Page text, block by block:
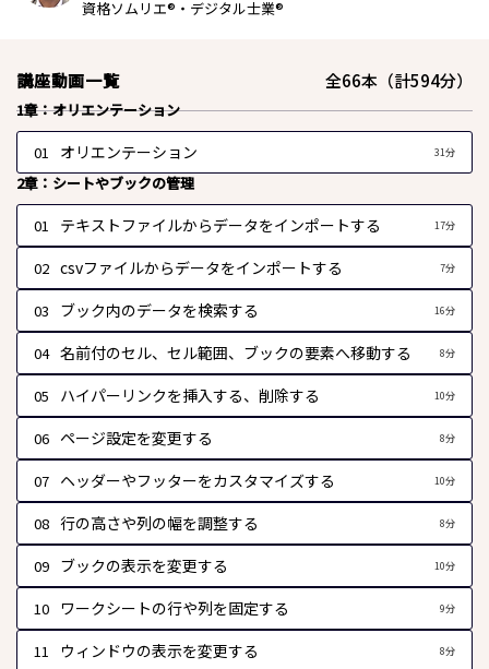
資格ソムリエ®・デジタル士業®
講座動画一覧 全66本（計594分）
1章：オリエンテーション
01 オリエンテーション 31分
2章：シートやブックの管理
01 テキストファイルからデータをインポートする 17分
02 csvファイルからデータをインポートする 7分
03 ブック内のデータを検索する 16分
04 名前付のセル、セル範囲、ブックの要素へ移動する 8分
05 ハイパーリンクを挿入する、削除する 10分
06 ページ設定を変更する 8分
07 ヘッダーやフッターをカスタマイズする 10分
08 行の高さや列の幅を調整する 8分
09 ブックの表示を変更する 10分
10 ワークシートの行や列を固定する 9分
11 ウィンドウの表示を変更する 8分